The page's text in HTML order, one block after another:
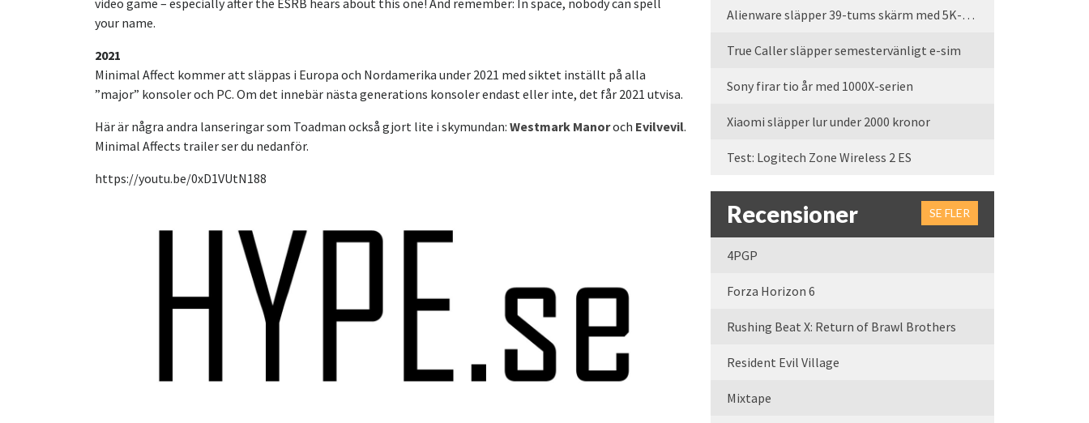
your name.
2021
Minimal Affect kommer att släppas i Europa och Nordamerika under 2021 med siktet inställt på alla
”major” konsoler och PC. Om det innebär nästa generations konsoler endast eller inte, det får 2021 utvisa.
Här är några andra lanseringar som Toadman också gjort lite i skymundan: Westmark Manoroch Evilvevil.
Minimal Affects trailer ser du nedanför.
https://youtu.be/0xD1VUtN188
Alienware släpper 39-tums skärm med 5K-upplösning
True Caller släpper semestervänligt e-sim
Sony firar tio år med 1000X-serien
Xiaomi släpper lur under 2000 kronor
Test: Logitech Zone Wireless 2 ES
Recensioner SE FLER
4PGP
Forza Horizon 6
Rushing Beat X: Return of Brawl Brothers
Resident Evil Village
Mixtape